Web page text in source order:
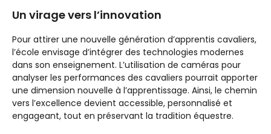
Un virage vers l’innovation
Pour attirer une nouvelle génération d’apprentis cavaliers,
l’école envisage d’intégrer des technologies modernes
dans son enseignement. L’utilisation de caméras pour
analyser les performances des cavaliers pourrait apporter
une dimension nouvelle à l’apprentissage. Ainsi, le chemin
vers l’excellence devient accessible, personnalisé et
engageant, tout en préservant la tradition équestre.